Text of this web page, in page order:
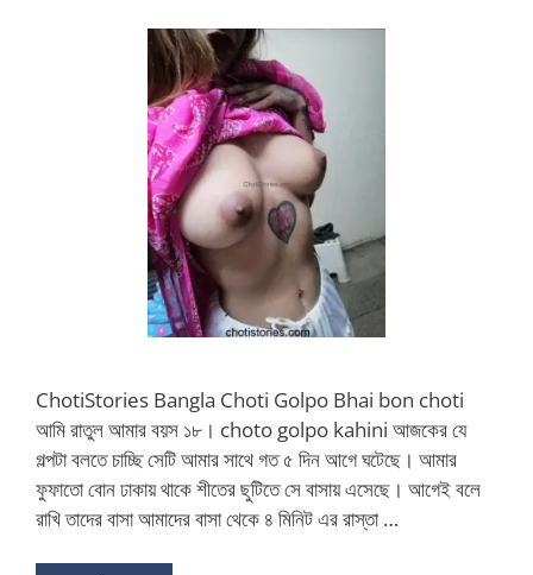
ChotiStories Bangla Choti Golpo Bhai bon choti
আমি রাতুল আমার বয়স ১৮। choto golpo kahini আজকের যে
গল্পটা বলতে চাচ্ছি সেটি আমার সাথে গত ৫ দিন আগে ঘটেছে। আমার
ফুফাতো বোন ঢাকায় থাকে শীতের ছুটিতে সে বাসায় এসেছে। আগেই বলে
রাখি তাদের বাসা আমাদের বাসা থেকে ৪ মিনিট এর রাস্তা …